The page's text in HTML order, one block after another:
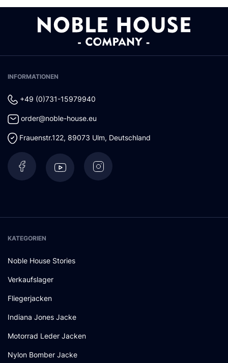
INFORMATIONEN
+49 (0)731-15979940
order@noble-house.eu
Frauenstr.122, 89073 Ulm, Deutschland
KATEGORIEN
Noble House Stories
Verkaufslager
Fliegerjacken
Indiana Jones Jacke
Motorrad Leder Jacken
Nylon Bomber Jacke